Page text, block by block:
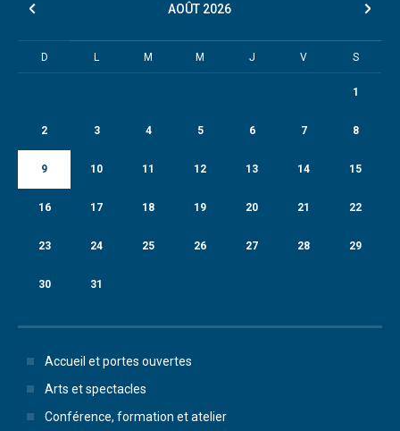
AOÛT 2026
D L M M J V S
1
2 3 4 5 6 7 8
9 10 11 12 13 14 15
16 17 18 19 20 21 22
23 24 25 26 27 28 29
30 31
Accueil et portes ouvertes
Arts et spectacles
Conférence, formation et atelier